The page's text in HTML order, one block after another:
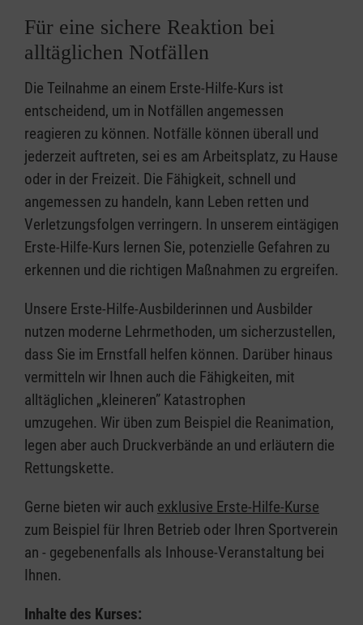
Für eine sichere Reaktion bei
alltäglichen Notfällen
Die Teilnahme an einem Erste-Hilfe-Kurs ist
entscheidend, um in Notfällen angemessen
reagieren zu können. Notfälle können überall und
jederzeit auftreten, sei es am Arbeitsplatz, zu Hause
oder in der Freizeit. Die Fähigkeit, schnell und
angemessen zu handeln, kann Leben retten und
Verletzungsfolgen verringern. In unserem eintägigen
Erste-Hilfe-Kurs lernen Sie, potenzielle Gefahren zu
erkennen und die richtigen Maßnahmen zu ergreifen.
Unsere Erste-Hilfe-Ausbilderinnen und Ausbilder
nutzen moderne Lehrmethoden, um sicherzustellen,
dass Sie im Ernstfall helfen können. Darüber hinaus
vermitteln wir Ihnen auch die Fähigkeiten, mit
alltäglichen „kleineren” Katastrophen
umzugehen. Wir üben zum Beispiel die Reanimation,
legen aber auch Druckverbände an und erläutern die
Rettungskette.
Gerne bieten wir auch exklusive Erste-Hilfe-Kurse
zum Beispiel für Ihren Betrieb oder Ihren Sportverein
an - gegebenenfalls als Inhouse-Veranstaltung bei
Ihnen.
Inhalte des Kurses: